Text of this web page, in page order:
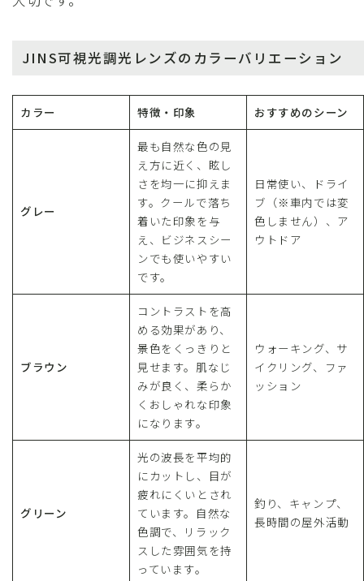
JINS可視光調光レンズのカラーバリエーション
カラー 特徴・印象 おすすめのシーン
グレー
最も自然な色の見
え方に近く、眩し
さを均一に抑えま
す。クールで落ち
着いた印象を与
え、ビジネスシー
ンでも使いやすい
です。
日常使い、ドライ
ブ（※車内では変
色しません）、ア
ウトドア
ブラウン
コントラストを高
める効果があり、
景色をくっきりと
見せます。肌なじ
みが良く、柔らか
くおしゃれな印象
になります。
ウォーキング、サ
イクリング、ファ
ッション
グリーン
光の波長を平均的
にカットし、目が
疲れにくいとされ
ています。自然な
色調で、リラック
スした雰囲気を持
っています。
釣り、キャンプ、
長時間の屋外活動